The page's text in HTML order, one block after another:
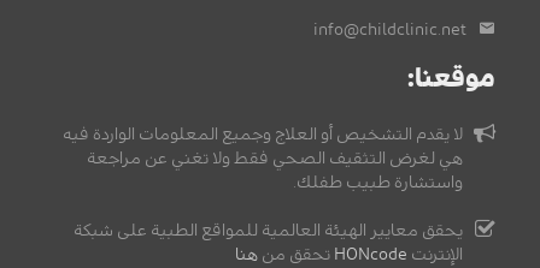
info@childclinic.net
موقعنا:
لا يقدم التشخيص أو العلاج وجميع المعلومات الواردة فيه
هي لغرض التثقيف الصحي فقط ولا تغني عن مراجعة
واستشارة طبيب طفلك.
يحقق معايير الهيئة العالمية للمواقع الطبية على شبكة
الإنترنت HONcode تحقق من هنا